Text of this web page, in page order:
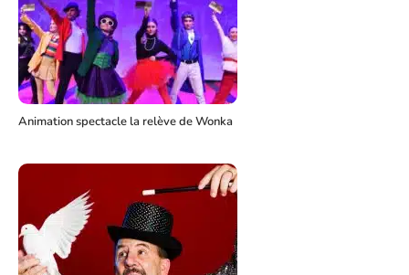
Animation spectacle la relève de Wonka